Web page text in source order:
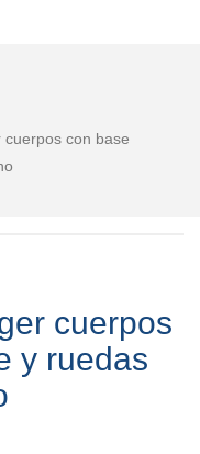
con base
cuerpos
y ruedas